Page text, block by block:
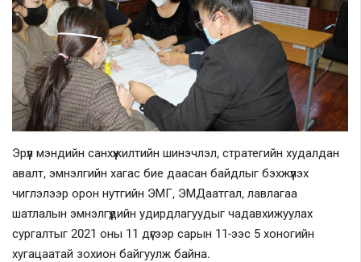
Шилэн данс
Авлига-110
Эрүүл мэндийн санхүүжилтийн шинэчлэл, стратегийн худалдан
авалт, эмнэлгийн хагас бие даасан байдлыг бэхжүүлэх
чиглэлээр орон нутгийн ЭМГ, ЭМДаатгал, лавлагаа
шатлалын эмнэлгүүдийн удирдлагуудыг чадавхижуулах
сургалтыг 2021 оны 11 дүгээр сарын 11-ээс 5 хоногийн
хугацаатай зохион байгуулж байна.